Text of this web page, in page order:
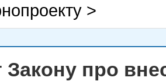
>
Закону про